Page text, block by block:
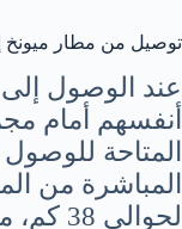
توصيل من مطار ميونخ
عند الوصول إلى
أنفسهم أمام
المتاحة
المباشرة من